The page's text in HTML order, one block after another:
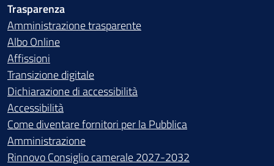
Trasparenza
Amministrazione trasparente
Albo Online
Affissioni
Transizione digitale
Dichiarazione di accessibilità
Accessibilità
Come diventare fornitori per la Pubblica
Amministrazione
Rinnovo Consiglio camerale 2027-2032